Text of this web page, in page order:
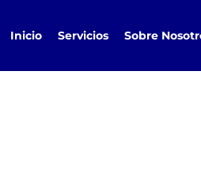
Inicio Servicios Sobre